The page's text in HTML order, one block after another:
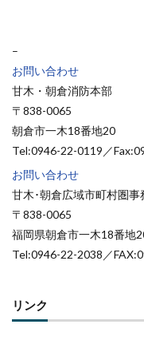
–
お問い合わせ
甘木・朝倉消防本部
〒838-0065
朝倉市一木18番地20
Tel:0946-22-0119／
お問い合わせ
甘木･朝倉広域市町村圏事
〒838-0065
福岡県朝倉市一木18番地
Tel:0946-22-2038／
リンク